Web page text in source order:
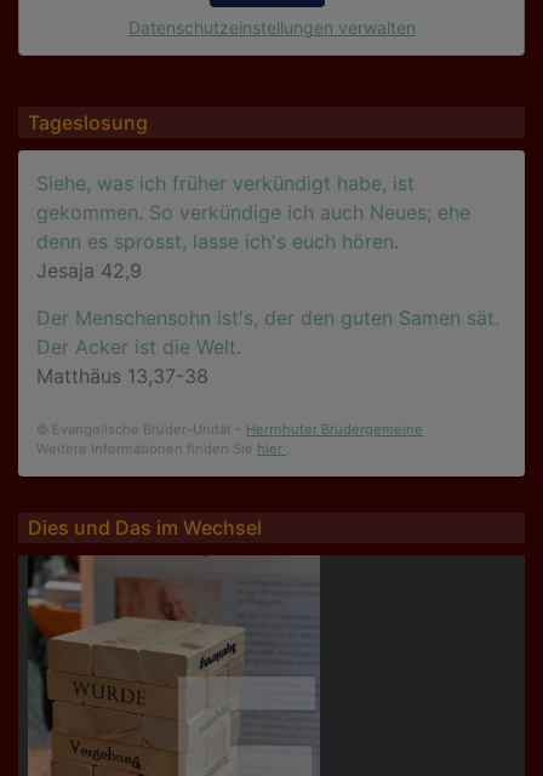
Datenschutzeinstellungen verwalten
Tageslosung
Siehe, was ich früher verkündigt habe, ist
gekommen. So verkündige ich auch Neues; ehe
denn es sprosst, lasse ich's euch hören.
Jesaja 42,9
Der Menschensohn ist's, der den guten Samen sät.
Der Acker ist die Welt.
Matthäus 13,37-38
© Evangelische Brüder-Unität – Herrnhuter Brüdergemeine
Weitere Informationen finden Sie hier .
Dies und Das im Wechsel